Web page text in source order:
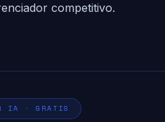
competitivo.
IA · GRATIS